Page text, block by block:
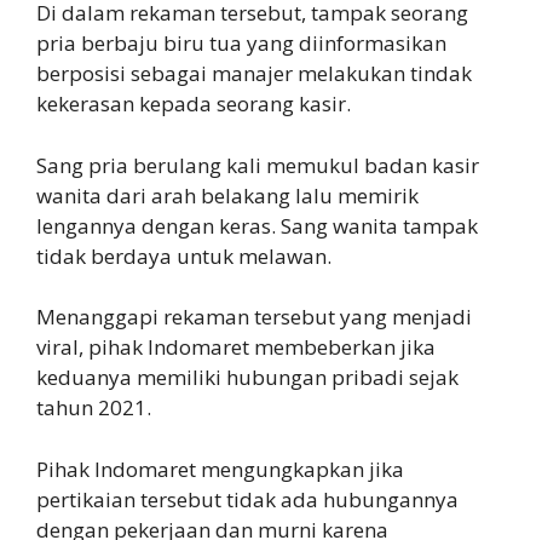
Di dalam rekaman tersebut, tampak seorang
pria berbaju biru tua yang diinformasikan
berposisi sebagai manajer melakukan tindak
kekerasan kepada seorang kasir.
Sang pria berulang kali memukul badan kasir
wanita dari arah belakang lalu memirik
lengannya dengan keras. Sang wanita tampak
tidak berdaya untuk melawan.
Menanggapi rekaman tersebut yang menjadi
viral, pihak Indomaret membeberkan jika
keduanya memiliki hubungan pribadi sejak
tahun 2021.
Pihak Indomaret mengungkapkan jika
pertikaian tersebut tidak ada hubungannya
dengan pekerjaan dan murni karena